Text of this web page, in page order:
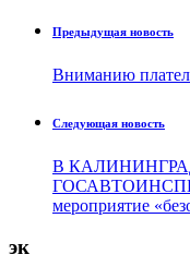
Предыдущая новость
Вниманию
Следующая новость
В
мероприятие
эк